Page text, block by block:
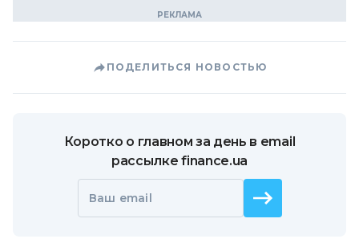
ПОДЕЛИТЬСЯ НОВОСТЬЮ
Коротко о главном за день в email
рассылке finance.ua
Ваш email